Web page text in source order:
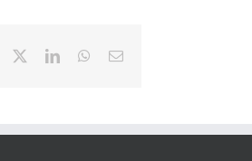
Facebook LinkedInWhatsApp
Email